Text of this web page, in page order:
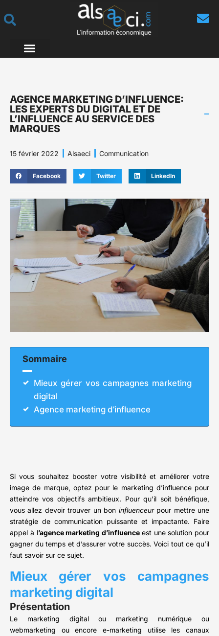
AGENCE MARKETING D’INFLUENCE:
LES EXPERTS DU DIGITAL ET DE
L’INFLUENCE AU SERVICE DES
MARQUES
15 février 2022 Alsaeci Communication
Facebook Twitter LinkedIn
Sommaire
Mieux gérer vos campagnes marketing
digital
Agence marketing d’influence
Si vous souhaitez booster votre visibilité et améliorer votre
image de marque, optez pour le marketing d’influence pour
atteindre vos objectifs ambitieux. Pour qu’il soit bénéfique,
vous allez devoir trouver un bon influenceurpour mettre une
stratégie de communication puissante et impactante. Faire
appel à l’agence marketing d’influence est une solution pour
gagner du temps et d’assurer votre succès. Voici tout ce qu’il
faut savoir sur ce sujet.
Mieux gérer vos campagnes
marketing digital
Présentation
Le marketing digital ou marketing numérique ou
webmarketing ou encore e-marketing utilise les canaux